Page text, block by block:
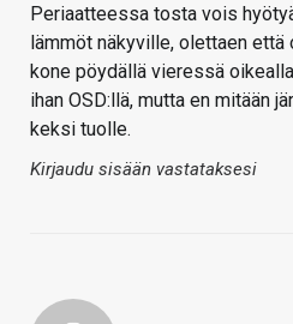
Periaatteessa tosta vois
lämmöt näkyville, olettaen että
kone pöydällä vieressä
ihan OSD:llä, mutta en mitään
keksi tuolle.
Kirjaudu sisään vastataksesi